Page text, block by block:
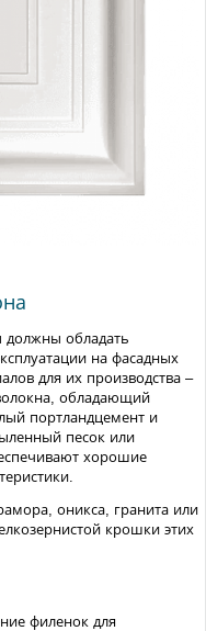
должны обладать
на фасадных
для их производства –
обладающий
портландцемент и
песок или
хорошие
оникса, гранита или
крошки этих
филенок для